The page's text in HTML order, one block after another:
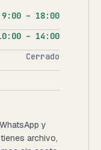
9:00 – 18:00
– 14:00
Cerrado
y
archivo,